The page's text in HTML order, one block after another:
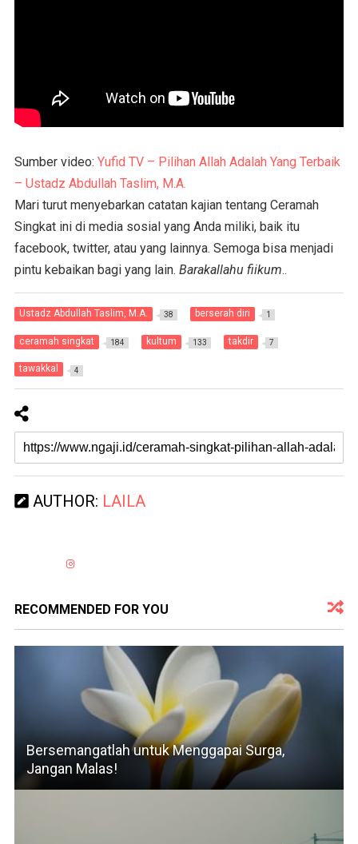
Sumber video: Yufid TV – Pilihan Allah Adalah Yang Terbaik
– Ustadz Abdullah Taslim, M.A.
Mari turut menyebarkan catatan kajian tentang Ceramah
Singkat ini di media sosial yang Anda miliki, baik itu
facebook, twitter, atau yang lainnya. Semoga bisa menjadi
pintu kebaikan bagi yang lain. Barakallahu fiikum..
Ustadz Abdullah Taslim, M.A. 38 berserah diri 1
ceramah singkat 184 kultum 133 takdir 7
tawakkal 4
AUTHOR: LAILA
RECOMMENDED FOR YOU
Bersemangatlah untuk Menggapai Surga,
Jangan Malas!